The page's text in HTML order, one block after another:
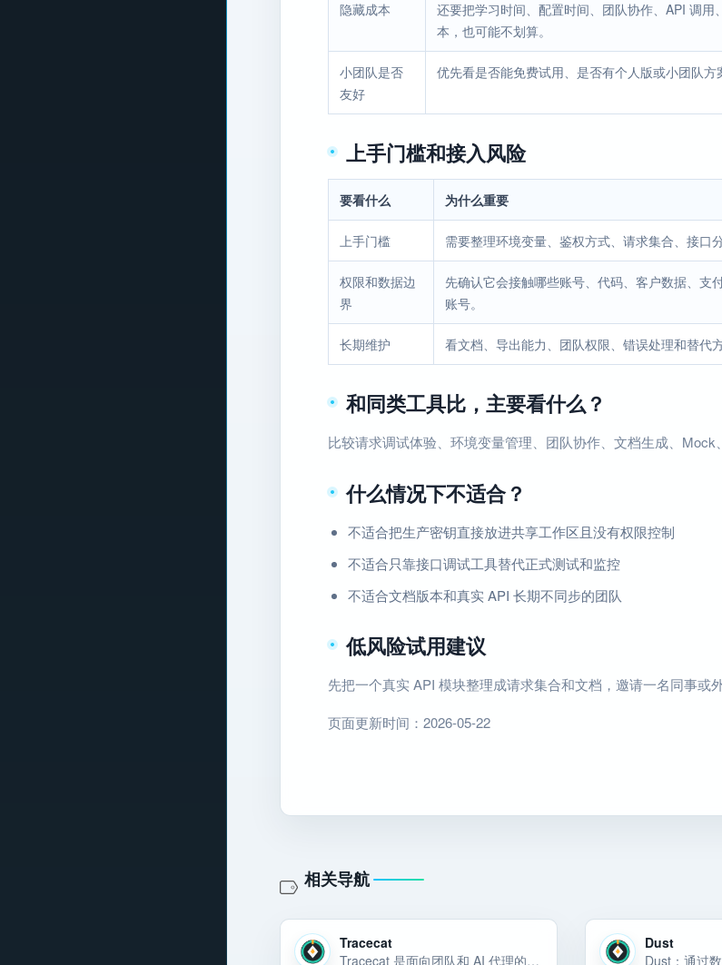
隐藏成本
还要把学习时间、配置时间、团队协作、API 调
本，也可能不划算。
小团队是否
友好
优先看是否能免费试用、是否有个人版或小团队
上手门槛和接入风险
要看什么 为什么重要
上手门槛 需要整理环境变量、鉴权方式、请求集合、接口
权限和数据边
界
先确认它会接触哪些账号、代码、客户数据、支
账号。
长期维护 看文档、导出能力、团队权限、错误处理和替代
和同类工具比，主要看什么？
比较请求调试体验、环境变量管理、团队协作、文档生成、Mock
什么情况下不适合？
不适合把生产密钥直接放进共享工作区且没有权限控制
不适合只靠接口调试工具替代正式测试和监控
不适合文档版本和真实 API 长期不同步的团队
低风险试用建议
先把一个真实 API 模块整理成请求集合和文档，邀请一名同事或
页面更新时间：2026-05-22
相关导航
Tracecat
Tracecat 是面向团队和 AI 代理的开源 AI 原生 SOAR。使用 AI 副驾驶构建和管理 AI 代理、工作流程和案例。
Dust